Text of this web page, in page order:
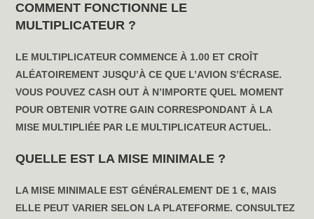
COMMENT FONCTIONNE LE
MULTIPLICATEUR ?
LE MULTIPLICATEUR COMMENCE À 1.00 ET CROÎT
ALÉATOIREMENT JUSQU’À CE QUE L’AVION S’ÉCRASE.
VOUS POUVEZ CASH OUT À N’IMPORTE QUEL MOMENT
POUR OBTENIR VOTRE GAIN CORRESPONDANT À LA
MISE MULTIPLIÉE PAR LE MULTIPLICATEUR ACTUEL.
QUELLE EST LA MISE MINIMALE ?
LA MISE MINIMALE EST GÉNÉRALEMENT DE 1 €, MAIS
ELLE PEUT VARIER SELON LA PLATEFORME. CONSULTEZ